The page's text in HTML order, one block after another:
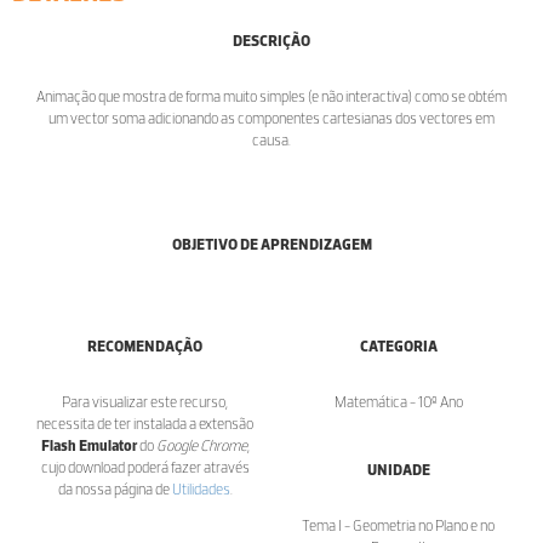
DESCRIÇÃO
Animação que mostra de forma muito simples (e não interactiva) como se obtém
um vector soma adicionando as componentes cartesianas dos vectores em
causa.
OBJETIVO DE APRENDIZAGEM
RECOMENDAÇÃO
Para visualizar este recurso,
necessita de ter instalada a extensão
Flash Emulatordo Google Chrome,
cujo download poderá fazer através
da nossa página de Utilidades
CATEGORIA
Matemática - 10º Ano
UNIDADE
Tema I - Geometria no Plano e no